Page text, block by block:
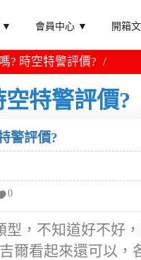
▼ 會員中心 ▼ 開箱文
? 時空特警評價?
特警評價?
警評價?
0
，不知道好不好
爾看起來還可以